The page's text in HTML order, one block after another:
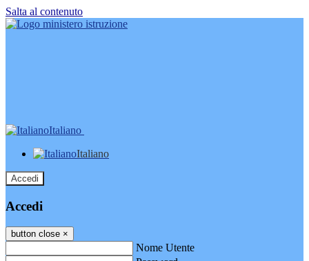
Salta al contenuto
Italiano
Italiano
Accedi
Accedi
button close ×
Nome Utente